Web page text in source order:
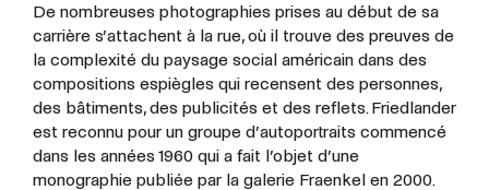
De nombreuses photographies prises au début de sa
carrière s’attachent à la rue, où il trouve des preuves de
la complexité du paysage social américain dans des
compositions espiègles qui recensent des personnes,
des bâtiments, des publicités et des reflets. Friedlander
est reconnu pour un groupe d’autoportraits commencé
dans les années 1960 qui a fait l’objet d’une
monographie publiée par la galerie Fraenkel en 2000.